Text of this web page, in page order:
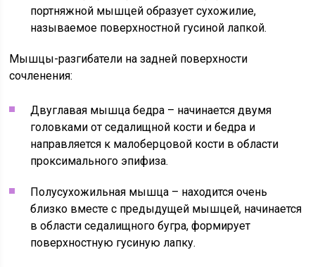
портняжной мышцей образует сухожилие,
называемое поверхностной гусиной лапкой.
Мышцы-разгибатели на задней поверхности
сочленения:
Двуглавая мышца бедра – начинается двумя
головками от седалищной кости и бедра и
направляется к малоберцовой кости в области
проксимального эпифиза.
Полусухожильная мышца – находится очень
близко вместе с предыдущей мышцей, начинается
в области седалищного бугра, формирует
поверхностную гусиную лапку.